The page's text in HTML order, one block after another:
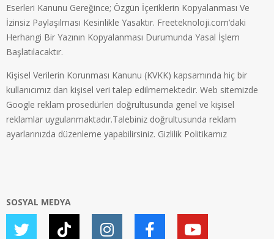
Eserleri Kanunu Gereğince; Özgün İçeriklerin Kopyalanması Ve
İzinsiz Paylaşılması Kesinlikle Yasaktır. Freeteknoloji.com’daki
Herhangi Bir Yazının Kopyalanması Durumunda Yasal İşlem
Başlatılacaktır.
Kişisel Verilerin Korunması Kanunu (KVKK) kapsamında hiç bir
kullanıcımız dan kişisel veri talep edilmemektedir. Web sitemizde
Google reklam prosedürleri doğrultusunda genel ve kişisel
reklamlar uygulanmaktadır.Talebiniz doğrultusunda reklam
ayarlarınızda düzenleme yapabilirsiniz. Gizlilik Politikamız
SOSYAL MEDYA